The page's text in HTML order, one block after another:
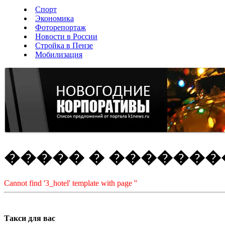
Спорт
Экономика
Фоторепортаж
Новости в России
Стройка в Пензе
Мобилизация
����� �
Cannot find '3_hotel' template with page ''
Такси для вас